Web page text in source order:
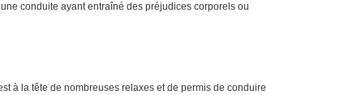
conduite ayant entraîné des préjudices corporels ou
à la tête de nombreuses relaxes et de permis de conduire